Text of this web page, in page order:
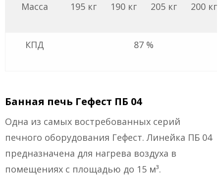
Масса 195 кг 190 кг 205 кг 200 кг
КПД 87 %
Банная печь Гефест ПБ 04
Одна из самых востребованных серий
печного оборудования Гефест. Линейка ПБ 04
предназначена для нагрева воздуха в
помещениях с площадью до 15 м³.